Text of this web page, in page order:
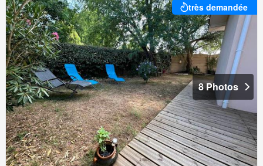
très demandée
8 Photos